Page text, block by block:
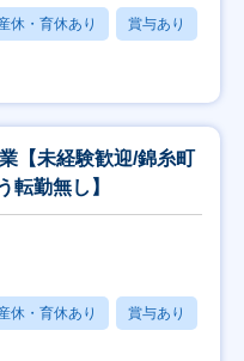
休・育休あり 賞与あり
【未経験歓迎/錦糸町
転勤無し】
休・育休あり 賞与あり